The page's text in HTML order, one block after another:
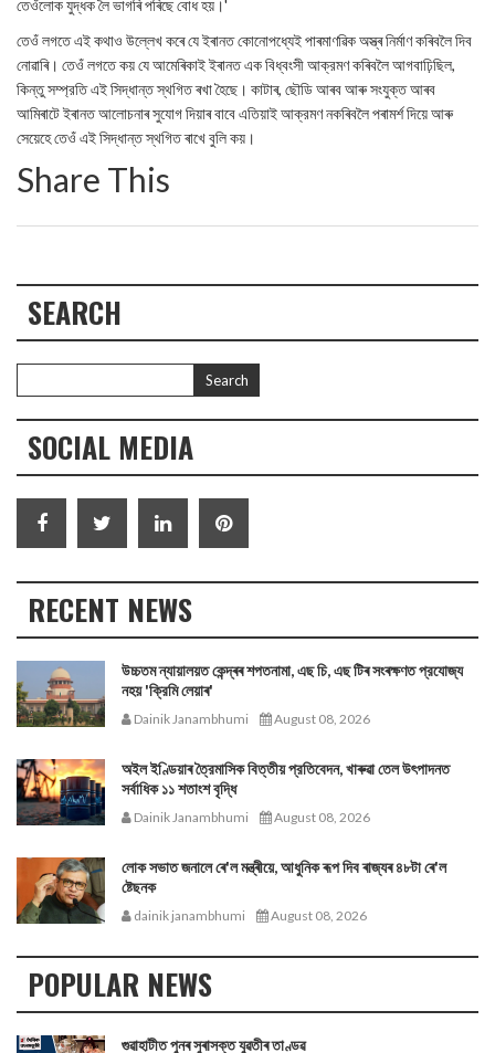
তেওঁলোক যুদ্ধক লৈ ভাগৰি পৰিছে বোধ হয়।'
তেওঁ লগতে এই কথাও উল্লেখ কৰে যে ইৰানত কোনোপধ্যেই পাৰমাণৱিক অস্ত্ৰ নিৰ্মাণ কৰিবলৈ দিব
নোৱাৰি। তেওঁ লগতে কয় যে আমেৰিকাই ইৰানত এক বিধ্বংসী আক্রমণ কৰিবলৈ আগবাঢ়িছিল,
কিন্তু সম্প্রতি এই সিদ্ধান্ত স্থগিত ৰখা হৈছে। কাটাৰ, ছৌডি আৰব আৰু সংযুক্ত আৰব
আমিৰাটে ইৰানত আলোচনাৰ সুযোগ দিয়াৰ বাবে এতিয়াই আক্রমণ নকৰিবলৈ পৰামৰ্শ দিয়ে আৰু
সেয়েহে তেওঁ এই সিদ্ধান্ত স্থগিত ৰাখে বুলি কয়।
Share This
SEARCH
SOCIAL MEDIA
RECENT NEWS
উচ্চতম ন্যায়ালয়ত কেন্দ্ৰৰ শপতনামা, এছ চি, এছ টিৰ সংৰক্ষণত প্রযোজ্য
নহয় 'ক্রিমি লেয়াৰ'
Dainik Janambhumi August 08, 2026
অইল ইণ্ডিয়াৰ ত্রৈমাসিক বিত্তীয় প্রতিবেদন, খাৰুৱা তেল উৎপাদনত
সর্বাধিক ১১ শতাংশ বৃদ্ধি
Dainik Janambhumi August 08, 2026
লোক সভাত জনালে ৰে'ল মন্ত্ৰীয়ে, আধুনিক ৰূপ দিব ৰাজ্যৰ ৪৮টা ৰে'ল
ষ্টেছনক
dainik janambhumi August 08, 2026
POPULAR NEWS
গুৱাহাটীত পুনৰ সুৰাসক্ত যুৱতীৰ তাণ্ডৱ